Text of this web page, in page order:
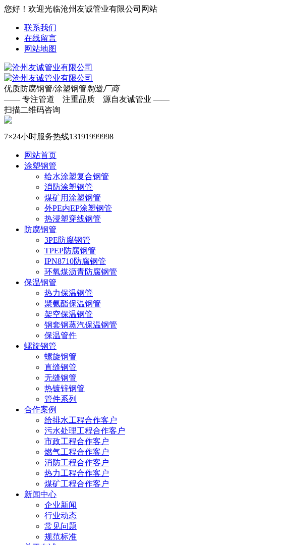
您好！欢迎光临沧州友诚管业有限公司网站
联系我们
在线留言
网站地图
优质防腐钢管/涂塑钢管制造厂商
—— 专注管道 注重品质 源自友诚管业 ——
扫描二维码咨询
7×24小时服务热线13191999998
网站首页
涂塑钢管
给水涂塑复合钢管
消防涂塑钢管
煤矿用涂塑钢管
外PE内EP涂塑钢管
热浸塑穿线钢管
防腐钢管
3PE防腐钢管
TPEP防腐钢管
IPN8710防腐钢管
环氧煤沥青防腐钢管
保温钢管
热力保温钢管
聚氨酯保温钢管
架空保温钢管
钢套钢蒸汽保温钢管
保温管件
螺旋钢管
螺旋钢管
直缝钢管
无缝钢管
热镀锌钢管
管件系列
合作案例
给排水工程合作客户
污水处理工程合作客户
市政工程合作客户
燃气工程合作客户
消防工程合作客户
热力工程合作客户
煤矿工程合作客户
新闻中心
企业新闻
行业动态
常见问题
规范标准